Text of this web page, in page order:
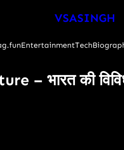
VSASINGH
EntertainmentTech
भारत की